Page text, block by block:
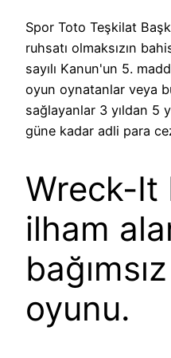
Spor Toto Teşkilat
ruhsatı olmaksızın
sayılı Kanun'un 5.
oyun oynatanlar veya
sağlayanlar 3 yıldan 5
güne kadar adli para
Wreck-It
ilham
oyunu.